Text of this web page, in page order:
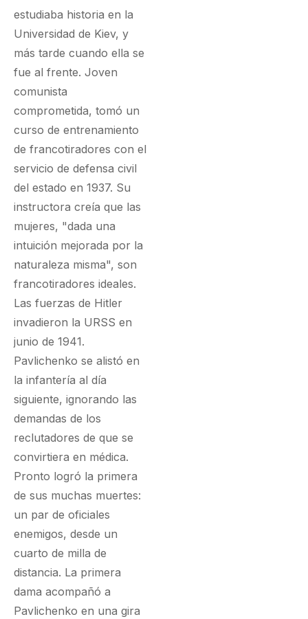
estudiaba historia en la
Universidad de Kiev, y
más tarde cuando ella se
fue al frente. Joven
comunista
comprometida, tomó un
curso de entrenamiento
de francotiradores con el
servicio de defensa civil
del estado en 1937. Su
instructora creía que las
mujeres, "dada una
intuición mejorada por la
naturaleza misma", son
francotiradores ideales.
Las fuerzas de Hitler
invadieron la URSS en
junio de 1941.
Pavlichenko se alistó en
la infantería al día
siguiente, ignorando las
demandas de los
reclutadores de que se
convirtiera en médica.
Pronto logró la primera
de sus muchas muertes:
un par de oficiales
enemigos, desde un
cuarto de milla de
distancia. La primera
dama acompañó a
Pavlichenko en una gira